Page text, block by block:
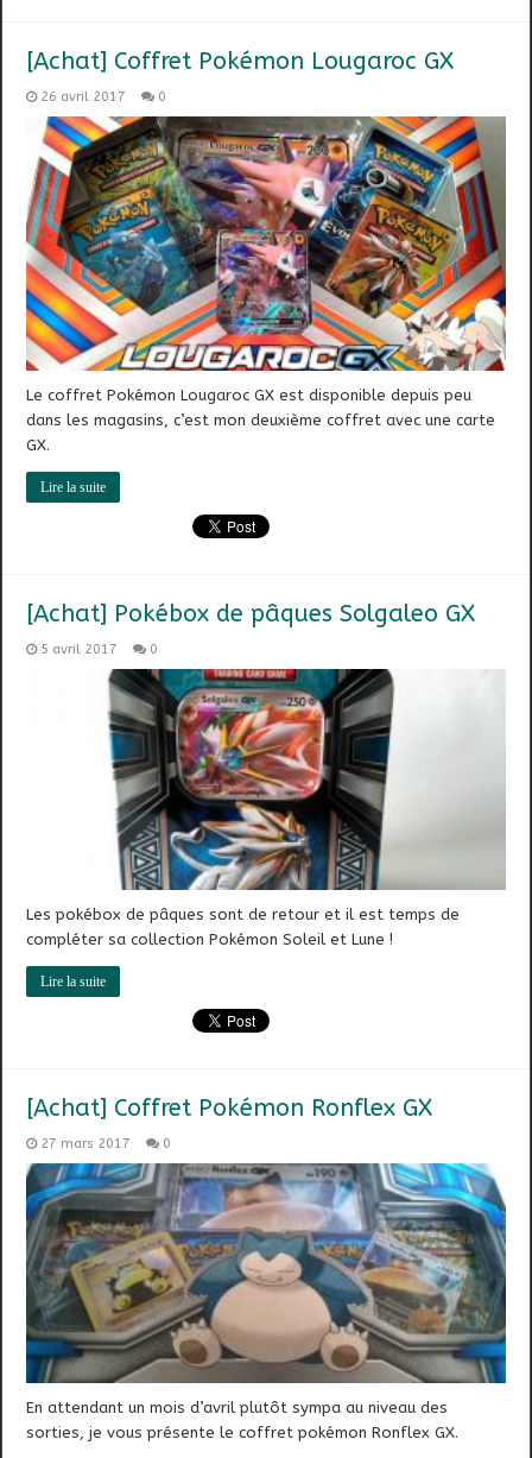
[Achat] Coffret Pokémon Lougaroc GX
26 avril 2017 0
Le coffret Pokémon Lougaroc GX est disponible depuis peu
dans les magasins, c’est mon deuxième coffret avec une carte
GX.
Lire la suite
[Achat] Pokébox de pâques Solgaleo GX
5 avril 2017 0
Les pokébox de pâques sont de retour et il est temps de
compléter sa collection Pokémon Soleil et Lune !
Lire la suite
[Achat] Coffret Pokémon Ronflex GX
27 mars 2017 0
En attendant un mois d’avril plutôt sympa au niveau des
sorties, je vous présente le coffret pokémon Ronflex GX.